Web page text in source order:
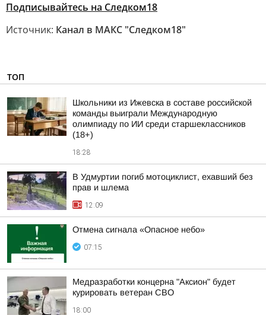
Подписывайтесь на Следком18
Источник: Канал в МАКС "Следком18"
ТОП
Школьники из Ижевска в составе российской
команды выиграли Международную
олимпиаду по ИИ среди старшеклассников
(18+)
18:28
В Удмуртии погиб мотоциклист, ехавший без
прав и шлема
12:09
Отмена сигнала «Опасное небо»
07:15
Медразработки концерна "Аксион" будет
курировать ветеран СВО
18:00